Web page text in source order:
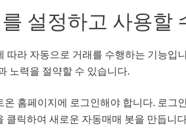
설정하고 사용할
라 자동으로 거래를 수행하는 기능입
노력을 절약할 수 있습니다.
홈페이지에 로그인해야 합니다. 로그
클릭하여 새로운 자동매매 봇을 만듭니